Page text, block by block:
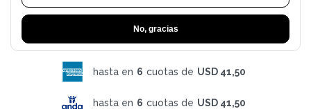
No, gracias
hasta en 6 cuotas de USD 41,50
hasta en 6 cuotas de USD 41,50